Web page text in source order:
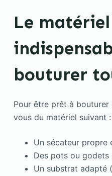
Le matériel
bouturer
Pour être prêt à
vous du matériel suivant :
Un sécateur propre
Des pots ou
Un substrat adapté